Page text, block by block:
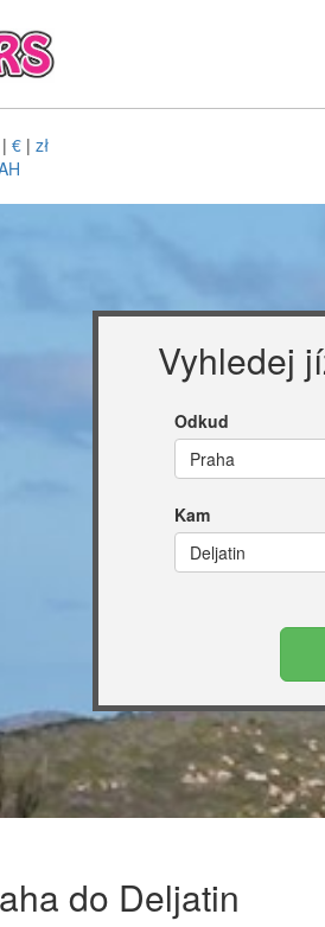
| € | zł
Vyhledej
Odkud
Praha
Kam
Deljatin
do Deljatin